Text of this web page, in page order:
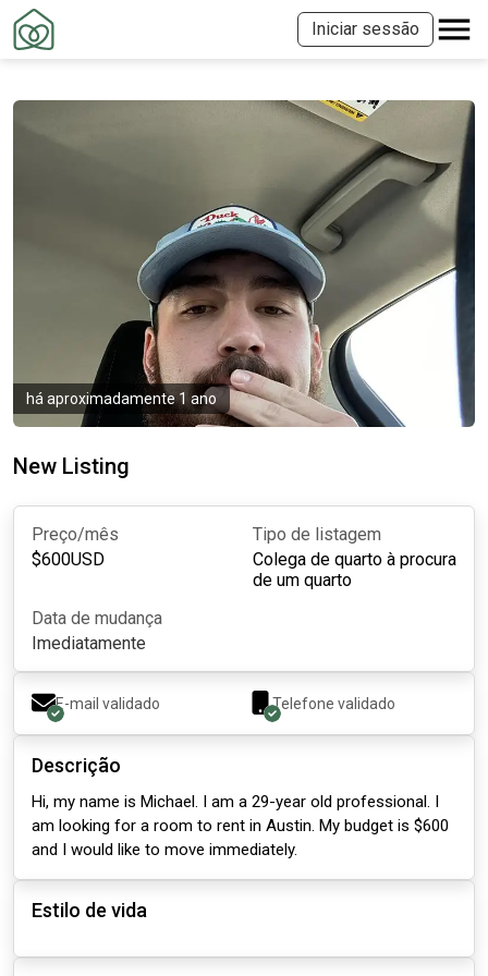
Iniciar sessão
há aproximadamente 1 ano
New Listing
Preço/mês
$600USD
Tipo de listagem
Colega de quarto à procura
de um quarto
Data de mudança
Imediatamente
E-mail validado Telefone validado
Descrição
Hi, my name is Michael. I am a 29-year old professional. I
am looking for a room to rent in Austin. My budget is $600
and I would like to move immediately.
Estilo de vida